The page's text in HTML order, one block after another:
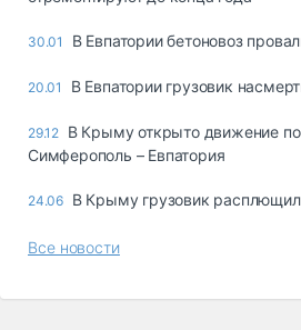
30.01 В Евпатории бетоновоз
20.01 В Евпатории грузовик
29.12 В Крыму открыто движение
Симферополь – Евпатория
24.06 В Крыму грузовик
Все новости